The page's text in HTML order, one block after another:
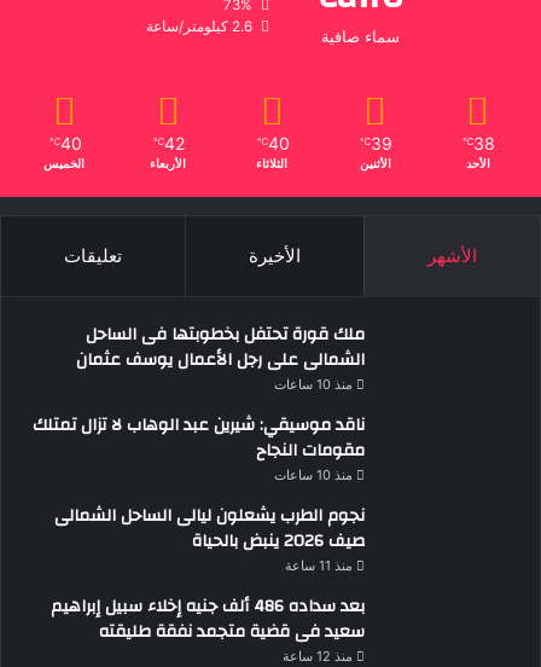
سماء صافية
73%
2.6 كيلومتر/ساعة
38
℃
الأحد
39
℃
الأثنين
40
℃
الثلاثاء
42
℃
الأربعاء
40
℃
الخميس
الأشهر الأخيرة تعليقات
ملك قورة تحتفل بخطوبتها فى الساحل
الشمالى على رجل الأعمال يوسف عثمان
منذ 10 ساعات
ناقد موسيقي: شيرين عبد الوهاب لا تزال تمتلك
مقومات النجاح
منذ 10 ساعات
نجوم الطرب يشعلون ليالى الساحل الشمالى
صيف 2026 ينبض بالحياة
منذ 11 ساعة
بعد سداده 486 ألف جنيه إخلاء سبيل إبراهيم
سعيد فى قضية متجمد نفقة طليقته
منذ 12 ساعة